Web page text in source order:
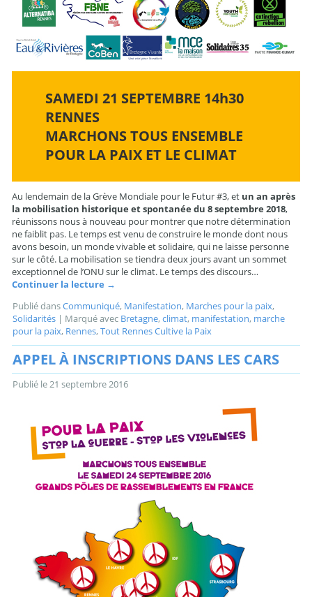
SAMEDI 21 SEPTEMBRE 14h30
RENNES
MARCHONS TOUS ENSEMBLE
POUR LA PAIX ET LE CLIMAT
Au lendemain de la Grève Mondiale pour le Futur #3, et un an après
la mobilisation historique et spontanée du 8 septembre 2018,
réunissons nous à nouveau pour montrer que notre détermination
ne faiblit pas. Le temps est venu de construire le monde dont nous
avons besoin, un monde vivable et solidaire, qui ne laisse personne
sur le côté. La mobilisation se tiendra deux jours avant un sommet
exceptionnel de l’ONU sur le climat. Le temps des discours…
Continuer la lecture →
Publié dansCommuniqué, Manifestation, Marches pour la paix,
Solidarités | Marqué avec Bretagne,climat, manifestation, marche
pour la paix, Rennes,Tout Rennes Cultive la Paix
APPEL À INSCRIPTIONS DANS LES CARS
Publié le21 septembre 2016